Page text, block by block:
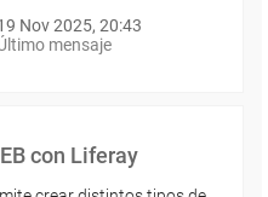
Nov 2025, 20:43
mensaje
con Liferay